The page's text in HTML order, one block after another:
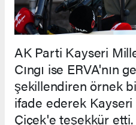
AK Parti Kayseri
Cıngı ise ERVA'nın
şekillendiren örnek
ifade ederek
Çiçek'e teşekkür etti.